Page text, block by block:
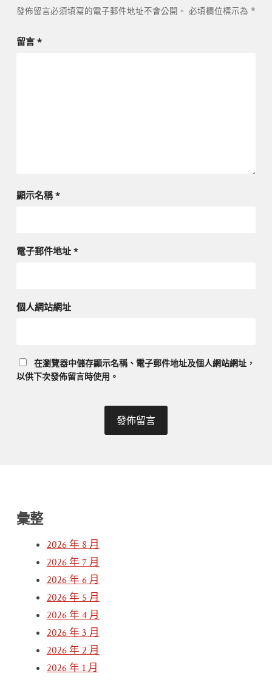
發佈留言必須填寫的電子郵件地址不會公開。 必填欄位標示為 *
留言 *
顯示名稱*
電子郵件地址 *
個人網站網址
在瀏覽器中儲存顯示名稱、電子郵件地址及個人網站網址，
以供下次發佈留言時使用。
彙整
2026 年 8 月
2026 年 7 月
2026 年 6 月
2026 年 5 月
2026 年 4 月
2026 年 3 月
2026 年 2 月
2026 年 1 月